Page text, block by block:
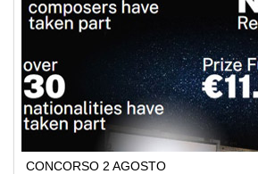
CONCORSO 2 AGOSTO